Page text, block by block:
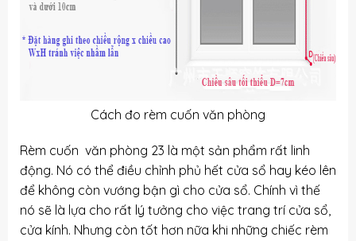
Cách đo rèm cuốn văn phòng
Rèm cuốn văn phòng 23 là một sản phẩm rất linh
động. Nó có thể điều chỉnh phủ hết cửa sổ hay kéo lên
để không còn vướng bận gì cho cửa sổ. Chính vì thế
nó sẽ là lựa cho rất lý tưởng cho việc trang trí cửa sổ,
cửa kính. Nhưng còn tốt hơn nữa khi những chiếc rèm